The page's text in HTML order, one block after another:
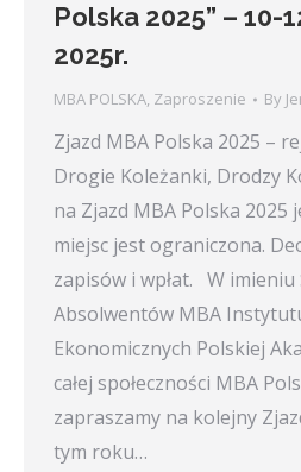
Polska 2025” – 10-
2025r.
MBA POLSKA, Zaproszenie By
Zjazd MBA Polska 2025 –
Drogie Koleżanki, Drodzy
na Zjazd MBA Polska 2025
miejsc jest ograniczona.
zapisów i wpłat. W imieniu
Absolwentów MBA
Ekonomicznych Polskiej
całej społeczności MBA
zapraszamy na kolejny
tym roku…